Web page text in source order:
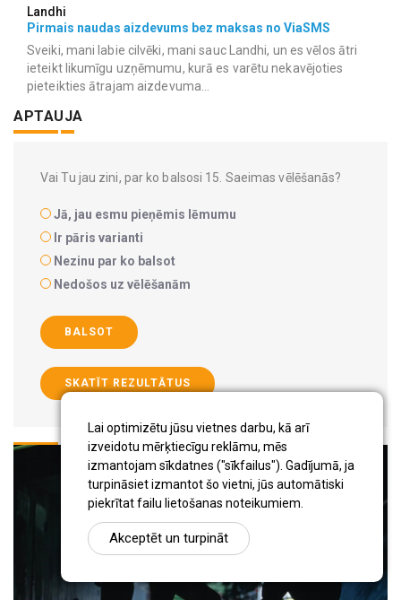
Lai optimizētu jūsu vietnes darbu, kā arī
izveidotu mērķtiecīgu reklāmu, mēs
izmantojam sīkdatnes ("sīkfailus"). Gadījumā, ja
turpināsiet izmantot šo vietni, jūs automātiski
piekrītat failu lietošanas noteikumiem.
Akceptēt un turpināt
Landhi
Pirmais naudas aizdevums bez maksas no ViaSMS
Sveiki, mani labie cilvēki, mani sauc Landhi, un es vēlos ātri
ieteikt likumīgu uzņēmumu, kurā es varētu nekavējoties
pieteikties ātrajam aizdevuma...
APTAUJA
Vai Tu jau zini, par ko balsosi 15. Saeimas vēlēšanās?
Jā, jau esmu pieņēmis lēmumu
Ir pāris varianti
Nezinu par ko balsot
Nedošos uz vēlēšanām
BALSOT
SKATĪT REZULTĀTUS